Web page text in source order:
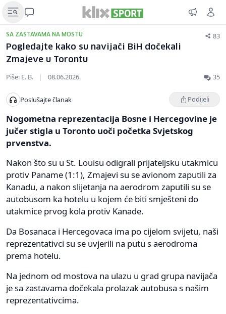
SA ZASTAVAMA NA MOSTU 83
Pogledajte kako su navijači BiH dočekali
Zmajeve u Torontu
Piše: E. B. | 08.06.2026. 35
Poslušajte članak Podijeli
Nogometna reprezentacija Bosne i Hercegovine je
jučer stigla u Toronto uoči početka Svjetskog
prvenstva.
Nakon što su u St. Louisu odigrali prijateljsku utakmicu
protiv Paname (1:1), Zmajevi su se avionom zaputili za
Kanadu, a nakon slijetanja na aerodrom zaputili su se
autobusom ka hotelu u kojem će biti smješteni do
utakmice prvog kola protiv Kanade.
Da Bosanaca i Hercegovaca ima po cijelom svijetu, naši
reprezentativci su se uvjerili na putu s aerodroma
prema hotelu.
Na jednom od mostova na ulazu u grad grupa navijača
je sa zastavama dočekala prolazak autobusa s našim
reprezentativcima.